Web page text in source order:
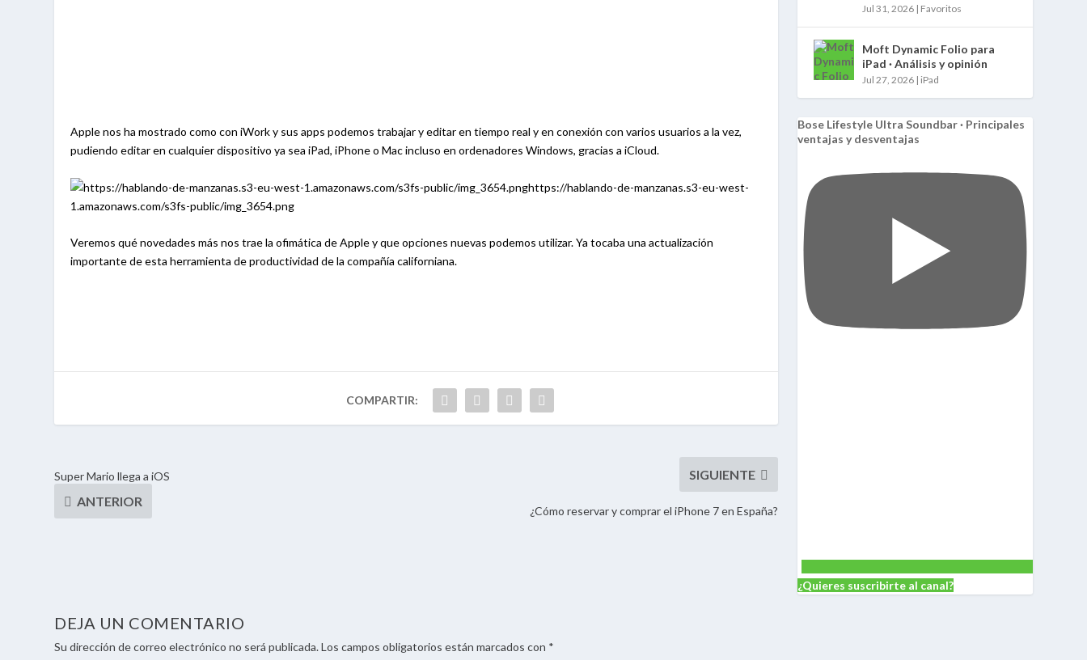
Apple nos ha mostrado como con iWork y sus apps podemos trabajar y editar en tiempo real y en conexión con varios usuarios a la vez,
pudiendo editar en cualquier dispositivo ya sea iPad, iPhone o Mac incluso en ordenadores Windows, gracias a iCloud.
Veremos qué novedades más nos trae la ofimática de Apple y que opciones nuevas podemos utilizar. Ya tocaba una actualización
importante de esta herramienta de productividad de la compañía californiana.
Super Mario llega a iOS
¿Cómo reservar y comprar el iPhone 7 en España?
DEJA UN COMENTARIO
Su dirección de correo electrónico no será publicada. Los campos obligatorios están marcados con *
Jul 31, 2026 | Favoritos
Moft Dynamic Folio para
iPad · Análisis y opinión
Jul 27, 2026 | iPad
Bose Lifestyle Ultra Soundbar · Principales
ventajas y desventajas
¿Quieres suscribirte al canal?